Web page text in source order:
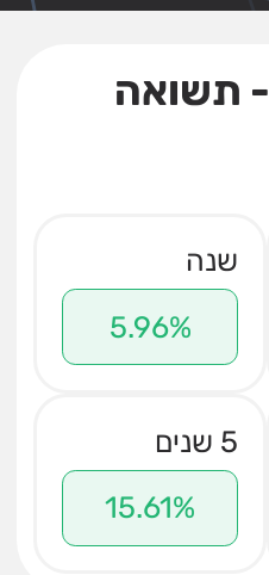
- תשואה
שנה
5.96%
5 שנים
15.61%